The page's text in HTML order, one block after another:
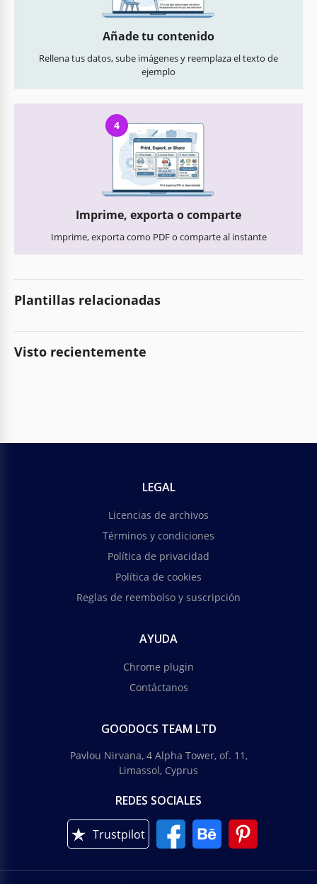
Añade tu contenido
Rellena tus datos, sube imágenes y reemplaza el texto de
ejemplo
4
Imprime, exporta o comparte
Imprime, exporta como PDF o comparte al instante
Plantillas relacionadas
Visto recientemente
LEGAL
Licencias de archivos
Términos y condiciones
Política de privacidad
Política de cookies
Reglas de reembolso y suscripción
AYUDA
Chrome plugin
Contáctanos
GOODOCS TEAM LTD
Pavlou Nirvana, 4 Alpha Tower, of. 11,
Limassol, Cyprus
REDES SOCIALES
Trustpilot